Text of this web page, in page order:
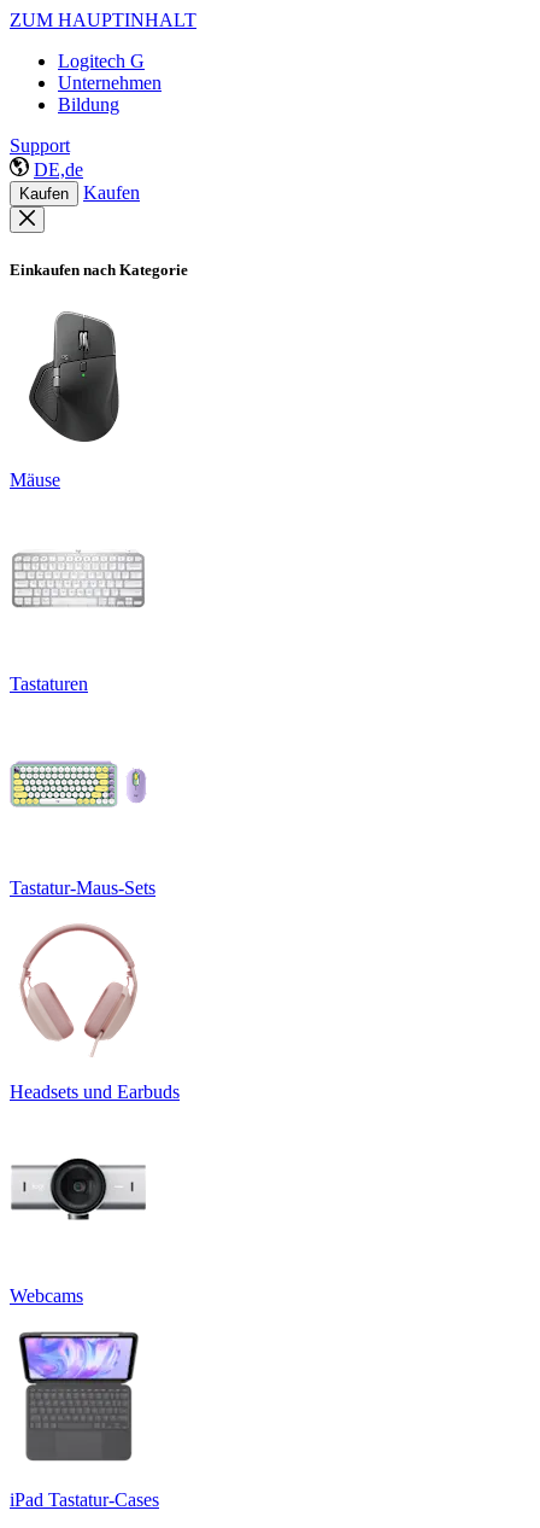
ZUM HAUPTINHALT
Logitech G
Unternehmen
Bildung
Support
DE,de
Kaufen Kaufen
Einkaufen nach Kategorie
Mäuse
Tastaturen
Tastatur-Maus-Sets
Headsets und Earbuds
Webcams
iPad Tastatur-Cases